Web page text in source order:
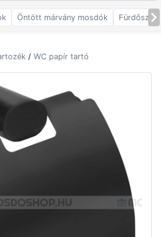
Öntött márvány mosdók
/ WC papír tartó